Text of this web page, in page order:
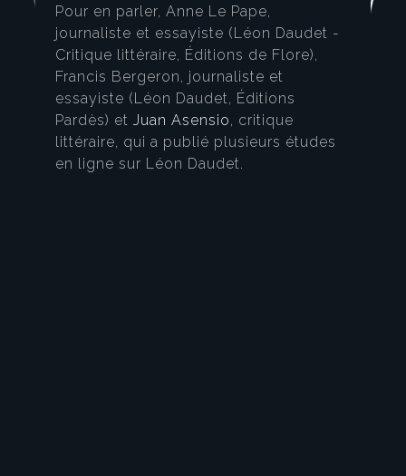
Pour en parler, Anne Le Pape,
journaliste et essayiste (Léon Daudet -
Critique littéraire, Éditions de Flore),
Francis Bergeron, journaliste et
essayiste (Léon Daudet, Éditions
Pardès) et Juan Asensio, critique
littéraire, qui a publié plusieurs études
en ligne sur Léon Daudet.